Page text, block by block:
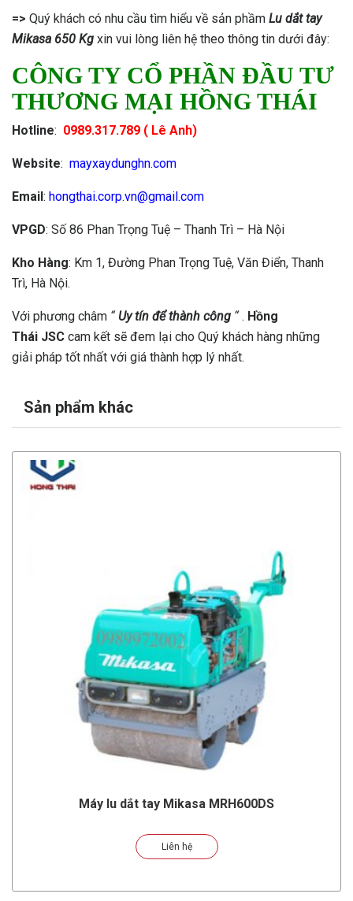
=> Quý khách có nhu cầu tìm hiểu về sản phầm Lu dắt tay
Mikasa 650 Kg xin vui lòng liên hệ theo thông tin dưới đây:
CÔNG TY CỔ PHẦN ĐẦU TƯ
THƯƠNG MẠI HỒNG THÁI
Hotline: 0989.317.789 ( Lê Anh)
Website: mayxaydunghn.com
Email : hongthai.corp.vn@gmail.com
VPGD: Số 86 Phan Trọng Tuệ – Thanh Trì – Hà Nội
Kho Hàng: Km 1, Đường Phan Trọng Tuệ, Văn Điển, Thanh
Trì, Hà Nội.
Với phương châm “ Uy tín để thành công “ . Hồng
Thái JSC cam kết sẽ đem lại cho Quý khách hàng những
giải pháp tốt nhất với giá thành hợp lý nhất.
Sản phẩm khác
Máy lu dắt tay Mikasa MRH600DS
Liên hệ